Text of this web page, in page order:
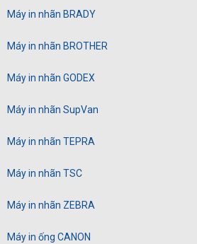
Máy in nhãn BRADY
Máy in nhãn BROTHER
Máy in nhãn GODEX
Máy in nhãn SupVan
Máy in nhãn TEPRA
Máy in nhãn TSC
Máy in nhãn ZEBRA
Máy in ống CANON